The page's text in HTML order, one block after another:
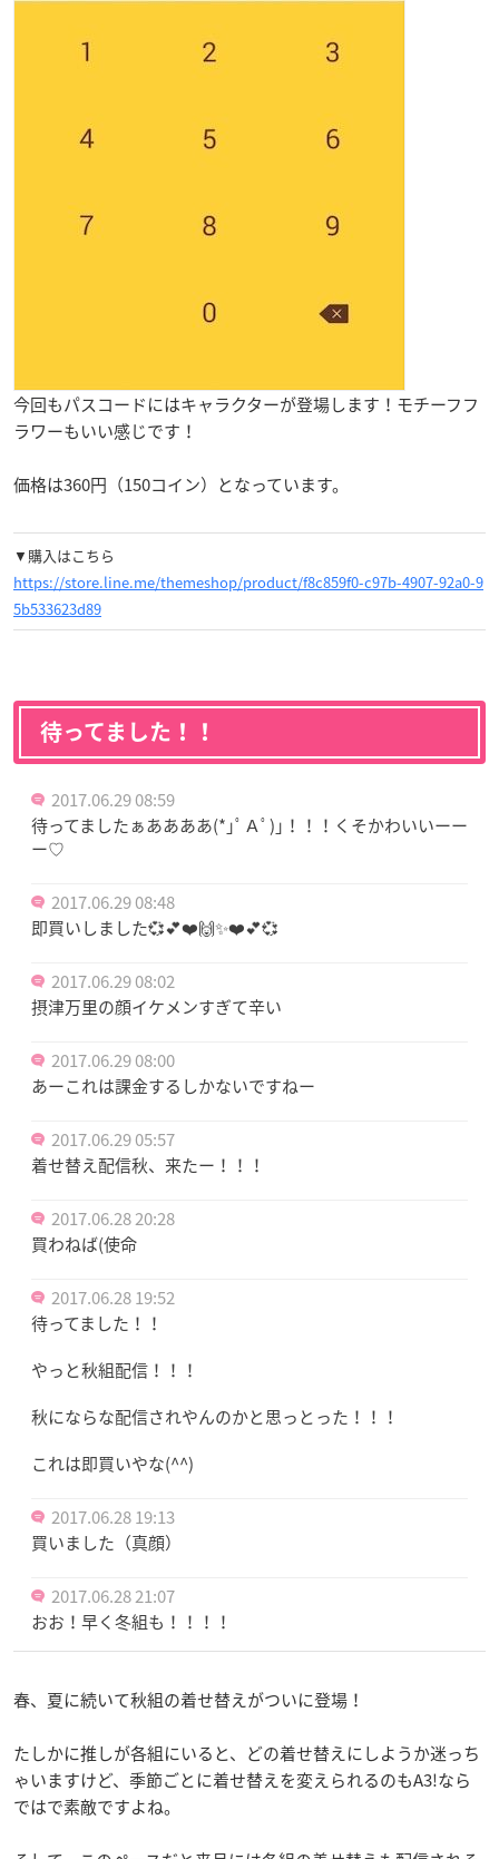
今回もパスコードにはキャラクターが登場します！モチーフフ
ラワーもいい感じです！
価格は360円（150コイン）となっています。
▼購入はこちら
https://store.line.me/themeshop/product/f8c859f0-c97b-4907-92a0-9
5b533623d89
待ってました！！
2017.06.29 08:59
待ってましたぁああああ(*｣ﾟＡﾟ)｣！！！くそかわいいーー
ー♡
2017.06.29 08:48
即買いしました💞💕❤️🙌✨❤️💕💞
2017.06.29 08:02
摂津万里の顔イケメンすぎて辛い
2017.06.29 08:00
あーこれは課金するしかないですねー
2017.06.29 05:57
着せ替え配信秋、来たー！！！
2017.06.28 20:28
買わねば(使命
2017.06.28 19:52
待ってました！！
やっと秋組配信！！！
秋にならな配信されやんのかと思っとった！！！
これは即買いやな(^^)
2017.06.28 19:13
買いました（真顔）
2017.06.28 21:07
おお！早く冬組も！！！！
春、夏に続いて秋組の着せ替えがついに登場！
たしかに推しが各組にいると、どの着せ替えにしようか迷っち
ゃいますけど、季節ごとに着せ替えを変えられるのもA3!なら
ではで素敵ですよね。